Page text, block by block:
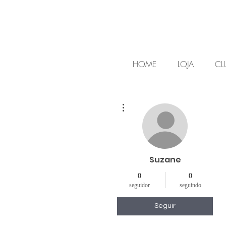
HOME LOJA
Suzane
0
seguidor
0
seguindo
Seguir